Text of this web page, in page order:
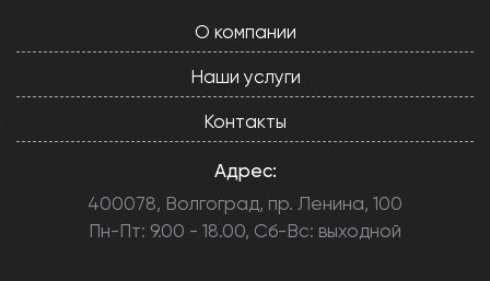
О компании
Наши услуги
Контакты
Адрес:
400078, Волгоград, пр. Ленина, 100
Пн-Пт: 9.00 - 18.00, Сб-Вс: выходной